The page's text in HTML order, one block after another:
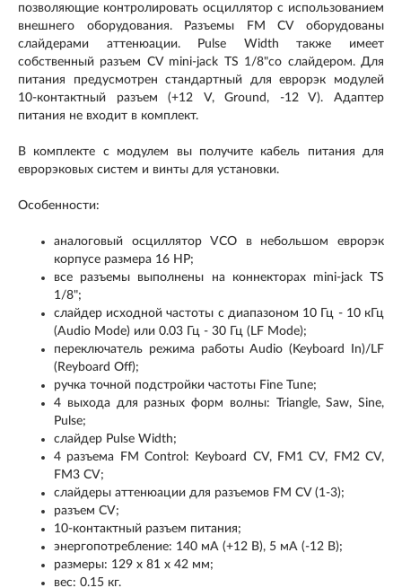
позволяющие контролировать осциллятор с использованием
внешнего оборудования. Разъемы FM CV оборудованы
слайдерами аттенюации. Pulse Width также имеет
собственный разъем CV mini-jack TS 1/8"со слайдером. Для
питания предусмотрен стандартный для еврорэк модулей
10-контактный разъем (+12 V, Ground, -12 V). Адаптер
питания не входит в комплект.
В комплекте с модулем вы получите кабель питания для
еврорэковых систем и винты для установки.
Особенности:
аналоговый осциллятор VCO в небольшом еврорэк
корпусе размера 16 HP;
все разъемы выполнены на коннекторах mini-jack TS
1/8";
слайдер исходной частоты с диапазоном 10 Гц - 10 кГц
(Audio Mode) или 0.03 Гц - 30 Гц (LF Mode);
переключатель режима работы Audio (Keyboard In)/LF
(Reyboard Off);
ручка точной подстройки частоты Fine Tune;
4 выхода для разных форм волны: Triangle, Saw, Sine,
Pulse;
слайдер Pulse Width;
4 разъема FM Control: Keyboard CV, FM1 CV, FM2 CV,
FM3 CV;
слайдеры аттенюации для разъемов FM CV (1-3);
разъем CV;
10-контактный разъем питания;
энергопотребление: 140 мА (+12 В), 5 мА (-12 В);
размеры: 129 х 81 х 42 мм;
вес: 0.15 кг.